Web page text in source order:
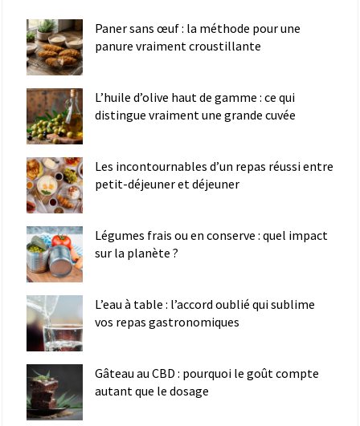
Paner sans œuf : la méthode pour une
panure vraiment croustillante
L’huile d’olive haut de gamme : ce qui
distingue vraiment une grande cuvée
Les incontournables d’un repas réussi entre
petit-déjeuner et déjeuner
Légumes frais ou en conserve : quel impact
sur la planète ?
L’eau à table : l’accord oublié qui sublime
vos repas gastronomiques
Gâteau au CBD : pourquoi le goût compte
autant que le dosage